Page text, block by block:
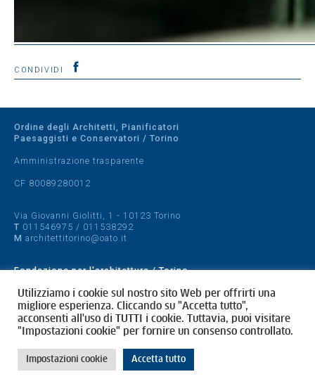
CONDIVIDI
Ordine degli Architetti, Pianificatori
Paesaggisti e Conservatori / Torino
Amministrazione trasparente
CF 80089280012
Via Giovanni Giolitti, 1 - 10123 Torino
T 011546975 / 011538292
M architettitorino@oato.it
Fondazione per l'architettura / Torino
Designed by quattrolinee.it
Cookie Policy
Privacy Policy
Utilizziamo i cookie sul nostro sito Web per offrirti una
migliore esperienza. Cliccando su "Accetta tutto",
acconsenti all'uso di TUTTI i cookie. Tuttavia, puoi visitare
"Impostazioni cookie" per fornire un consenso controllato.
Impostazioni cookie Accetta tutto